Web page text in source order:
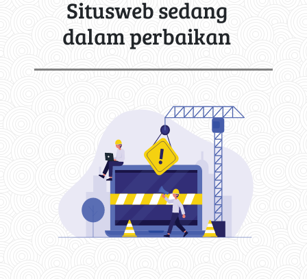
Situsweb sedang
dalam perbaikan